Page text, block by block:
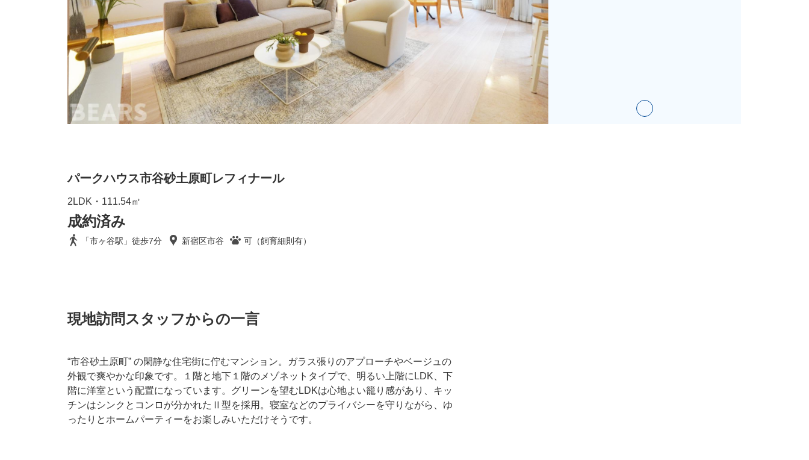
パークハウス市谷砂土原町レフィナール
2LDK・111.54㎡
成約済み
「市ヶ谷駅」徒歩7分 新宿区市谷 可（飼育細則有）
現地訪問スタッフからの一言
“市谷砂土原町” の閑静な住宅街に佇むマンション。ガラス張りのアプローチやベージュの
外観で爽やかな印象です。１階と地下１階のメゾネットタイプで、明るい上階にLDK、下
階に洋室という配置になっています。グリーンを望むLDKは心地よい籠り感があり、キッ
チンはシンクとコンロが分かれたⅡ型を採用。寝室などのプライバシーを守りながら、ゆ
ったりとホームパーティーをお楽しみいただけそうです。